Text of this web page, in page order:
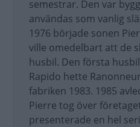
semestrar. Den var
användas som vanlig
1976 började sonen
ville omedelbart att de
husbil. Den första
Rapido hette
fabriken 1983. 1985
Pierre tog över
presenterade en hel